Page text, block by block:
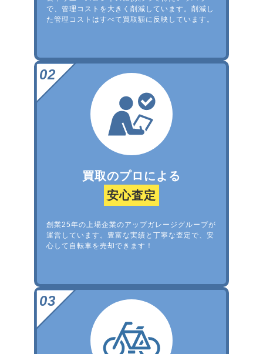
で、管理コストを大きく削減しています。削減し
た管理コストはすべて買取額に反映しています。
買取のプロによる
安心査定
創業25年の上場企業のアップガレージグループが
運営しています。豊富な実績と丁寧な査定で、安
心して自転車を売却できます！